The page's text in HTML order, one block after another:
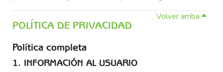
Volver arriba
POLÍTICA DE PRIVACIDAD
Política completa
1. INFORMACIÓN AL USUARIO